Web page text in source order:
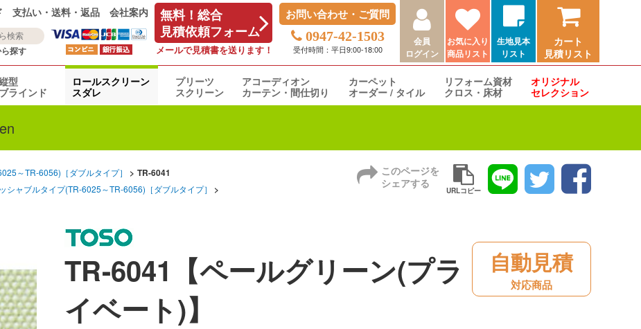
支払い・送料・返品 会社案内
探す
無料！総合
見積依頼フォーム
メールで見積書を送ります！
お問い合わせ・ご質問
0947-42-1503
受付時間：平日9:00-18:00
会員
ログイン
お気に入り
商品リスト
生地見本
リスト
カート
見積リスト
型
ブラインド
ロールスクリーン
スダレ
プリーツ
スクリーン
アコーディオン
カーテン・間仕切り
カーペット
オーダー / タイル
リフォーム資材
クロス・床材
オリジナル
セレクション
～TR-6056)［ダブルタイプ］ TR-6041
シャブルタイプ(TR-6025～TR-6056)［ダブルタイプ］
このページを
シェアする
URLコピー
自動見積
対応商品
TR-6041【ペールグリーン(プラ
イベート)】